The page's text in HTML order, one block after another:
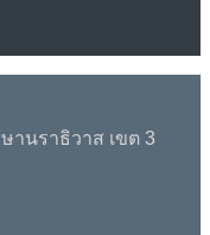
านราธิวาส เขต 3